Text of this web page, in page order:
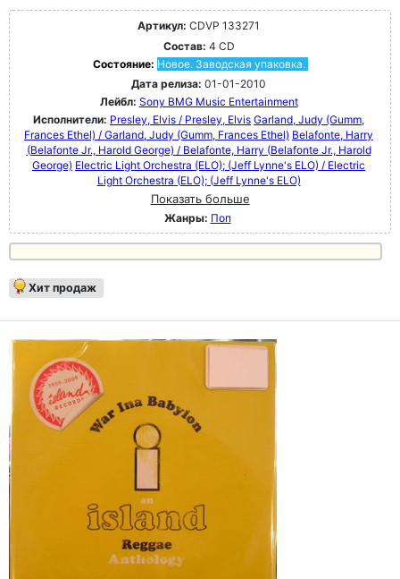
Артикул: CDVP 133271
Состав: 4 CD
Состояние: Новое. Заводская упаковка.
Дата релиза: 01-01-2010
Лейбл: Sony BMG Music Entertainment
Исполнители: Presley, Elvis / Presley, Elvis Garland, Judy (Gumm,
Frances Ethel) / Garland, Judy (Gumm, Frances Ethel) Belafonte, Harry
(Belafonte Jr., Harold George) / Belafonte, Harry (Belafonte Jr., Harold
George) Electric Light Orchestra (ELO); (Jeff Lynne's ELO) / Electric
Light Orchestra (ELO); (Jeff Lynne's ELO)
Показать больше
Жанры: Поп
Хит продаж